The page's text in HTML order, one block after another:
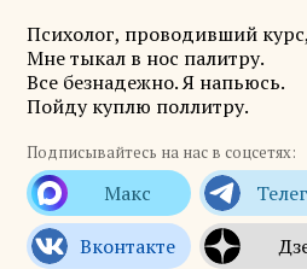
Психолог, проводивший курс,
Мне тыкал в нос палитру.
Все безнадежно. Я напьюсь.
Пойду куплю поллитру.
Подписывайтесь на нас в соцсетях: